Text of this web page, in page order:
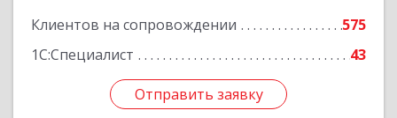
Клиентов на сопровождении
575
1С:Специалист
43
Отправить заявку
Отправить заявку